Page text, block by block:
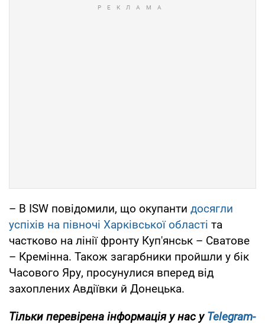
– В ISW повідомили, що окупанти досягли
успіхів на півночі Харківської області та
частково на лінії фронту Куп'янськ – Сватове
– Кремінна. Також загарбники пройшли у бік
Часового Яру, просунулися вперед від
захоплених Авдіївки й Донецька.
Тільки перевірена інформація у нас уTelegram-